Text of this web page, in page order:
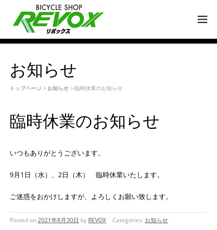
U
お知らせ
トップページ > お知らせ > 臨時休業のお知らせ
臨時休業のお知らせ
いつもありがとうございます。
9月1日（水）、2日（木） 臨時休業いたします。
ご迷惑をおかけしますが、よろしくお願い致します。
Posted on2021年8月30日 by REVOX Categories: お知らせ